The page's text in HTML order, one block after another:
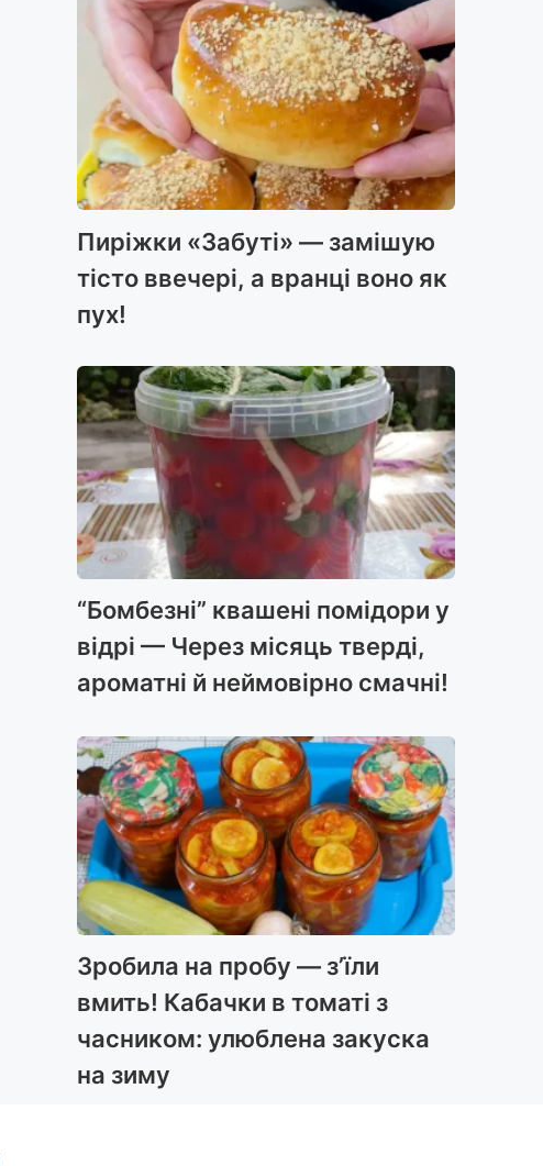
Пиріжки «Забуті» — замішую
тісто ввечері, а вранці воно як
пух!
“Бомбезні” квашені помідори у
відрі — Через місяць тверді,
ароматні й неймовірно смачні!
Зробила на пробу — з’їли
вмить! Кабачки в томаті з
часником: улюблена закуска
на зиму